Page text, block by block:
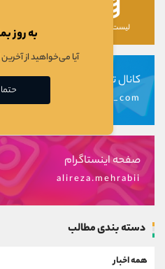
لیست رمزارزها لیست
کانال تلگرام
alirezamehrabi_com
صفحه اینستاگرام
alireza.mehrabii
دسته بندی مطالب
همه اخبار
به روز
آیا می‌خواهید از
حتما